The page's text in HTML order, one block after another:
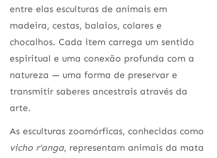
entre elas esculturas de animais em
madeira, cestas, balaios, colares e
chocalhos. Cada item carrega um sentido
espiritual e uma conexão profunda com a
natureza — uma forma de preservar e
transmitir saberes ancestrais através da
arte.
As esculturas zoomórficas, conhecidas como
vicho r’anga, representam animais da mata